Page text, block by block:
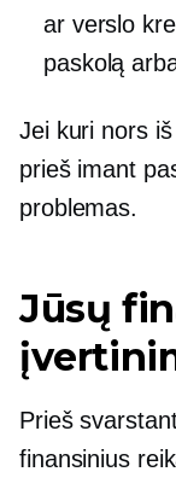
ar verslo
paskolą
Jei kuri nors
prieš imant
problemas.
Jūsų
Prieš
finansinius